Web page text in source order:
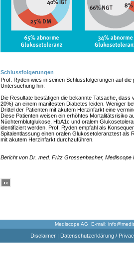
Schlussfolgerungen
Prof. Ryden wies in seinen Schlussfolgerungen auf
Untersuchung hin:
Die Resultate bestätigen die bekannte Tatsache, dass
20%) an einem manifesten Diabetes leiden. Weniger
Drittel der Patienten mit akutem Herzinfarkt eine
Diese Patienten weisen ein erhöhtes Mortalitätsrisiko
Nüchternblutglukose, HbA1c und oralem
identifiziert werden. Prof. Ryden empfahl als
Spitalentlassung einen oralen Glukosetoleranztest als
mit akutem Herzinfarkt durchzuführen.
Bericht von Dr. med. Fritz Grossenbacher, Mediscope
Mediscope AG E-mail:
Disclaimer| Datenschutzerklärung /